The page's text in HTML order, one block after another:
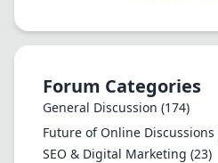
Forum Categories
General Discussion (174)
Future of Online Discussions
SEO & Digital Marketing (23)